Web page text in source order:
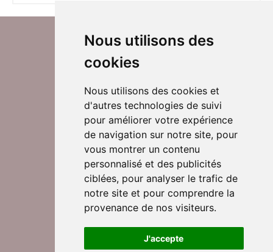
Nous utilisons des
cookies
Nous utilisons des cookies et
d'autres technologies de suivi
pour améliorer votre expérience
de navigation sur notre site, pour
vous montrer un contenu
personnalisé et des publicités
ciblées, pour analyser le trafic de
notre site et pour comprendre la
provenance de nos visiteurs.
J'accepte
Suivez-nous sur Twitter
Rejoignez nos équipes
Nous contacter